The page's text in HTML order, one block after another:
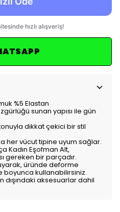
%5 Elastan
sunan yapısı ile gün
dikkat çekici bir stil
her vücut tipine uyum sağlar.
Kadın Eşofman Alt,
gereken bir parçadır.
üründe deforme
boyunca kullanabilirsiniz.
dışındaki aksesuarlar dahil